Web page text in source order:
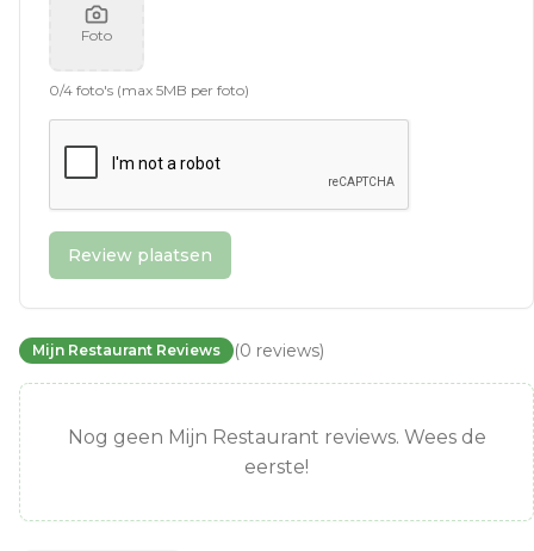
Foto
0/4 foto's (max 5MB per foto)
Review plaatsen
Mijn Restaurant Reviews (0 reviews)
Nog geen Mijn Restaurant reviews. Wees de
eerste!